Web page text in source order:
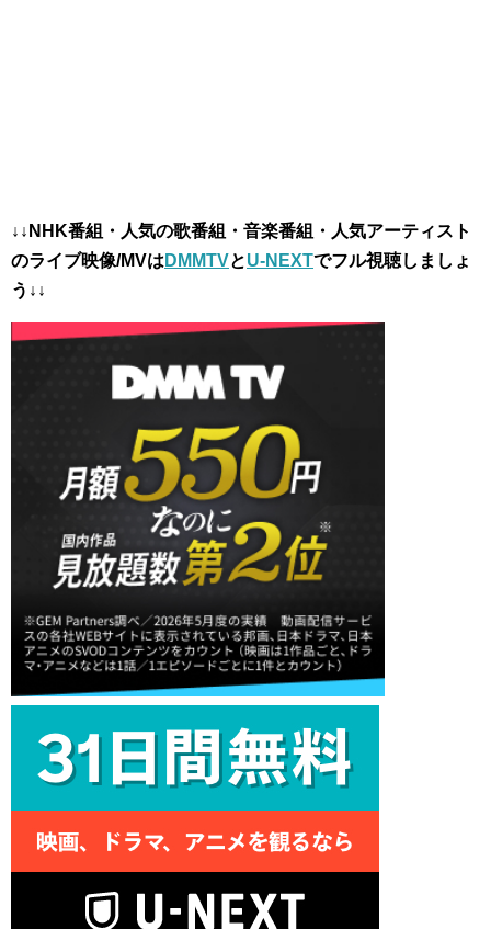
↓↓NHK番組・人気の歌番組・音楽番組・人気アーティスト
のライブ映像/MVは DMMTVとU-NEXTでフル視聴しましょ
う↓↓